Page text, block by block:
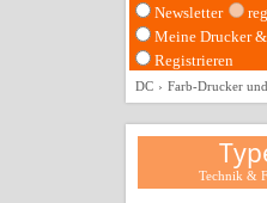
Newsletter
Meine Drucker
Registrieren
DC Farb-Drucker
Technik &